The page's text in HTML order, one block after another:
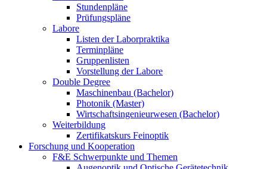
Stundenpläne
Prüfungspläne
Labore
Listen der Laborpraktika
Terminpläne
Gruppenlisten
Vorstellung der Labore
Double Degree
Maschinenbau (Bachelor)
Photonik (Master)
Wirtschaftsingenieurwesen (Bachelor)
Weiterbildung
Zertifikatskurs Feinoptik
Forschung und Kooperation
F&E Schwerpunkte und Themen